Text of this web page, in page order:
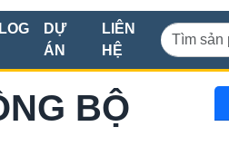
DỰ
ÁN
LIÊN
HỆ
BỘ